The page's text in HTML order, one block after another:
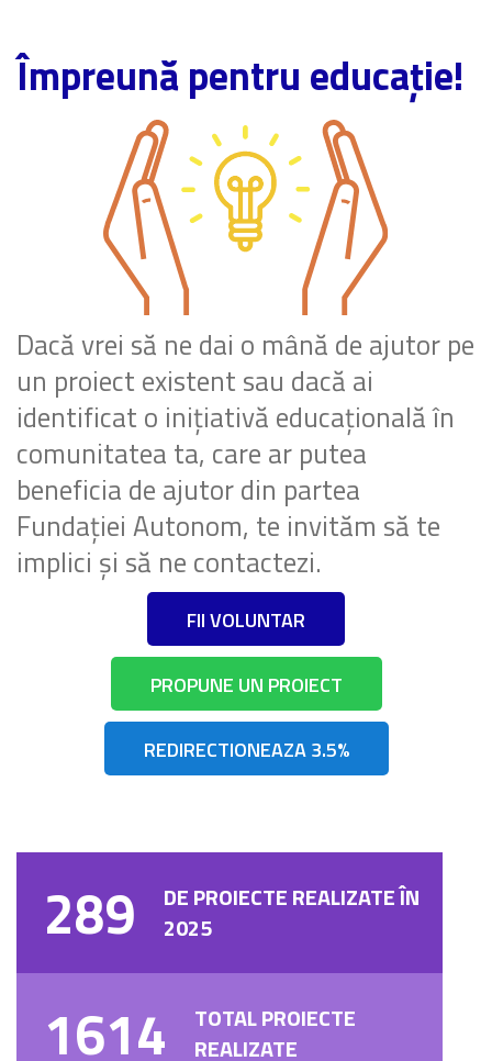
Împreună pentru educație!
Dacă vrei să ne dai o mână de ajutor pe
un proiect existent sau dacă ai
identificat o inițiativă educațională în
comunitatea ta, care ar putea
beneficia de ajutor din partea
Fundației Autonom, te invităm să te
implici și să ne contactezi.
FII VOLUNTAR
PROPUNE UN PROIECT
REDIRECTIONEAZA 3.5%
289
DE PROIECTE REALIZATE ÎN
2025
1614
TOTAL PROIECTE
REALIZATE